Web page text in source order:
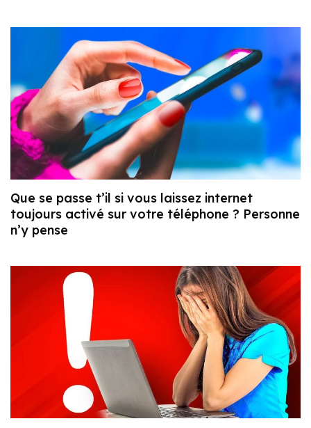
Que se passe t’il si vous laissez internet
toujours activé sur votre téléphone ? Personne
n’y pense